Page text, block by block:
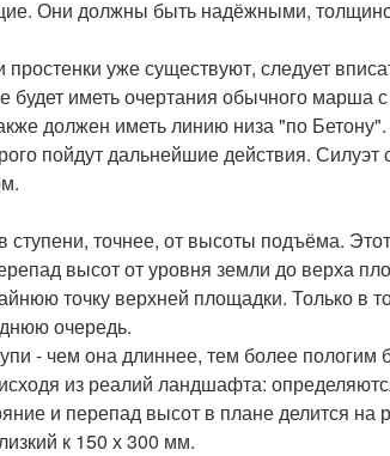
Они должны быть надёжными,
уже существуют, следует
будет иметь очертания обычного марша
должен иметь линию низа "по
пойдут дальнейшие действия. Силуэт
ступени, точнее, от высоты подъёма.
высот от уровня земли до верха
точку верхней площадки. Только в
очередь.
- чем она длиннее, тем более пологим
из реалий ландшафта:
и перепад высот в плане делится на
к 150 х 300 мм.